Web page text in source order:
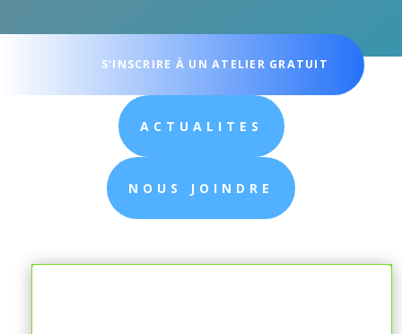
S'INSCRIRE À UN ATELIER GRATUIT
ACTUALITES
NOUS JOINDRE